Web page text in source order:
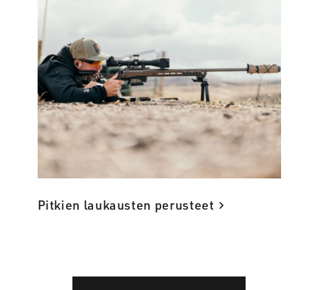
Pitkien laukausten perusteet